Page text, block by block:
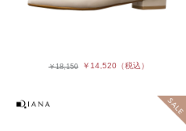
￥18,150 ￥14,520 （税込）